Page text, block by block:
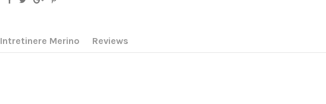
Intretinere Merino Reviews